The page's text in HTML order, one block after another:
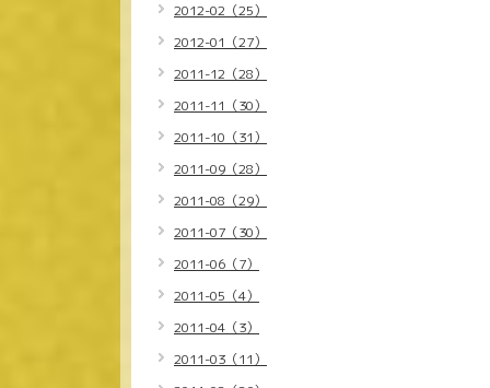
2012-02（25）
2012-01（27）
2011-12（28）
2011-11（30）
2011-10（31）
2011-09（28）
2011-08（29）
2011-07（30）
2011-06（7）
2011-05（4）
2011-04（3）
2011-03（11）